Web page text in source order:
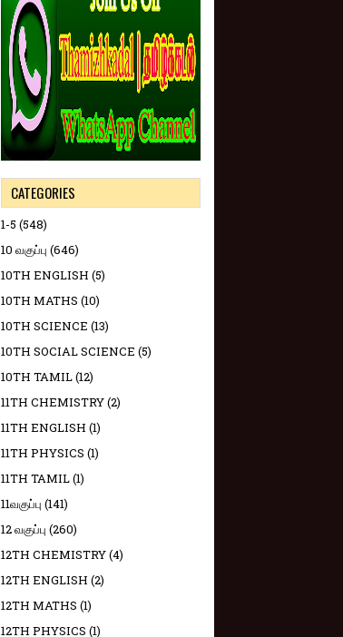
CATEGORIES
1-5 (548)
10 வகுப்பு (646)
10TH ENGLISH (5)
10TH MATHS (10)
10TH SCIENCE (13)
10TH SOCIAL SCIENCE (5)
10TH TAMIL(12)
11TH CHEMISTRY(2)
11TH ENGLISH (1)
11TH PHYSICS (1)
11TH TAMIL(1)
11வகுப்பு (141)
12 வகுப்பு (260)
12TH CHEMISTRY(4)
12TH ENGLISH (2)
12TH MATHS (1)
12TH PHYSICS (1)